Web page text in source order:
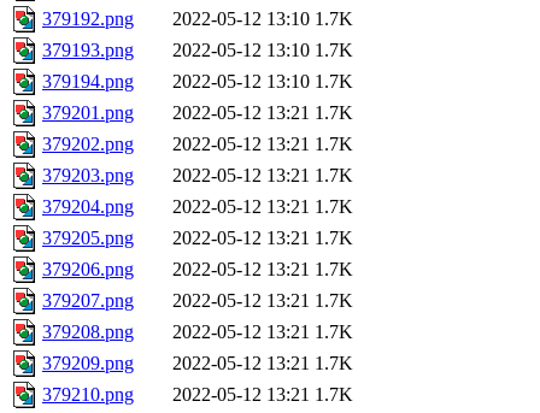
379192.png
2022-05-12 13:10 1.7K
379193.png
2022-05-12 13:10 1.7K
379194.png
2022-05-12 13:10 1.7K
379201.png
2022-05-12 13:21 1.7K
379202.png
2022-05-12 13:21 1.7K
379203.png
2022-05-12 13:21 1.7K
379204.png
2022-05-12 13:21 1.7K
379205.png
2022-05-12 13:21 1.7K
379206.png
2022-05-12 13:21 1.7K
379207.png
2022-05-12 13:21 1.7K
379208.png
2022-05-12 13:21 1.7K
379209.png
2022-05-12 13:21 1.7K
379210.png
2022-05-12 13:21 1.7K